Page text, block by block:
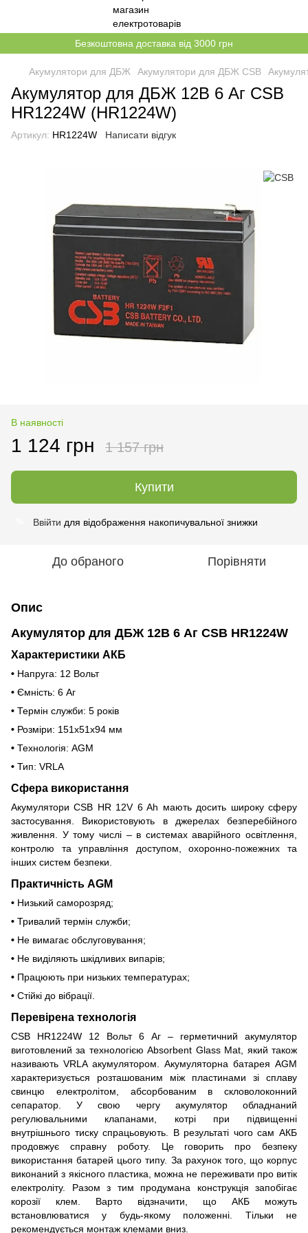
Безкоштовна доставка від 3000 грн
Акумулятори для ДБЖ Акумулятори для ДБЖ CSB
Акумулятор для ДБЖ 12В 6 Аг CSB
HR1224W (HR1224W)
Артикул: HR1224W Написати відгук
В наявності
1 124 грн 1 157 грн
Купити
Ввійти для відображення накопичувальної знижки
До обраного Порівняти
Опис
Акумулятор для ДБЖ 12В 6 Аг CSB HR1224W
Характеристики АКБ
• Напруга: 12 Вольт
• Ємність: 6 Аг
• Термін служби: 5 років
• Розміри: 151x51x94 мм
• Технологія: AGM
• Тип: VRLA
Сфера використання
Акумулятори CSB HR 12V 6 Ah мають досить широку сферу
застосування. Використовують в джерелах безперебійного
живлення. У тому числі – в системах аварійного освітлення,
контролю та управління доступом, охоронно-пожежних та
інших систем безпеки.
Практичність AGM
• Низький саморозряд;
• Тривалий термін служби;
• Не вимагає обслуговування;
• Не виділяють шкідливих випарів;
• Працюють при низьких температурах;
• Стійкі до вібрації.
Перевірена технологія
CSB HR1224W 12 Вольт 6 Аг – герметичний акумулятор
виготовлений за технологією Absorbent Glass Mat, який також
називають VRLA акумулятором. Акумуляторна батарея AGM
характеризується розташованим між пластинами зі сплаву
свинцю електролітом, абсорбованим в скловолоконний
сепаратор. У свою чергу акумулятор обладнаний
регулювальними клапанами, котрі при підвищенні
внутрішнього тиску спрацьовують. В результаті чого сам АКБ
продовжує справну роботу. Це говорить про безпеку
використання батарей цього типу. За рахунок того, що корпус
виконаний з якісного пластика, можна не переживати про витік
електроліту. Разом з тим продумана конструкція запобігає
корозії клем. Варто відзначити, що АКБ можуть
встановлюватися у будь-якому положенні. Тільки не
рекомендується монтаж клемами вниз.